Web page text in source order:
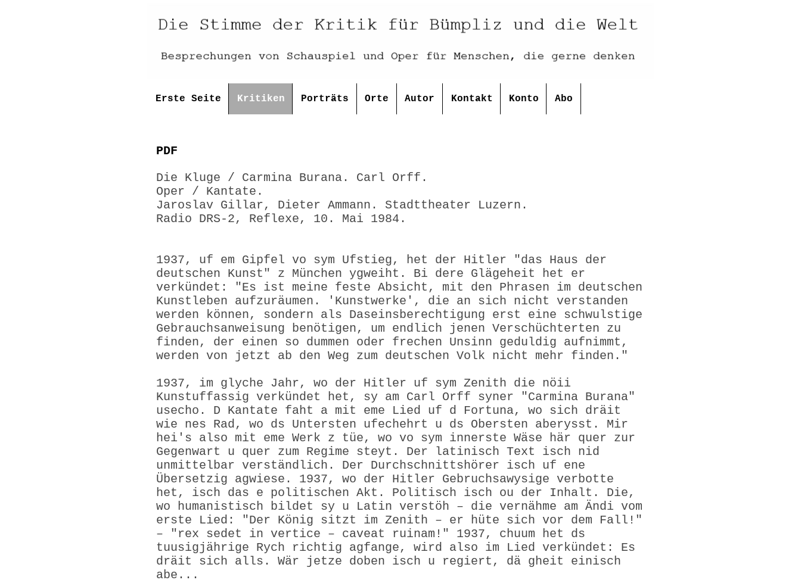
Erste Seite Kritiken Porträts Orte Autor Kontakt Konto Abo
PDF
Die Kluge / Carmina Burana. Carl Orff.
Oper / Kantate.
Jaroslav Gillar, Dieter Ammann. Stadttheater Luzern.
Radio DRS-2, Reflexe, 10. Mai 1984.
1937, uf em Gipfel vo sym Ufstieg, het der Hitler "das Haus der
deutschen Kunst" z München ygweiht. Bi dere Glägeheit het er
verkündet: "Es ist meine feste Absicht, mit den Phrasen im deutschen
Kunstleben aufzuräumen. 'Kunstwerke', die an sich nicht verstanden
werden können, sondern als Daseinsberechtigung erst eine schwulstige
Gebrauchsanweisung benötigen, um endlich jenen Verschüchterten zu
finden, der einen so dummen oder frechen Unsinn geduldig aufnimmt,
werden von jetzt ab den Weg zum deutschen Volk nicht mehr finden."
1937, im glyche Jahr, wo der Hitler uf sym Zenith die nöii
Kunstuffassig verkündet het, sy am Carl Orff syner "Carmina Burana"
usecho. D Kantate faht a mit eme Lied uf d Fortuna, wo sich dräit
wie nes Rad, wo ds Untersten ufechehrt u ds Obersten aberysst. Mir
hei's also mit eme Werk z tüe, wo vo sym innerste Wäse här quer zur
Gegenwart u quer zum Regime steyt. Der latinisch Text isch nid
unmittelbar verständlich. Der Durchschnittshörer isch uf ene
Übersetzig agwiese. 1937, wo der Hitler Gebruchsawysige verbotte
het, isch das e politischen Akt. Politisch isch ou der Inhalt. Die,
wo humanistisch bildet sy u Latin verstöh – die vernähme am Ändi vom
erste Lied: "Der König sitzt im Zenith – er hüte sich vor dem Fall!"
– "rex sedet in vertice – caveat ruinam!" 1937, chuum het ds
tuusigjährige Rych richtig agfange, wird also im Lied verkündet: Es
dräit sich alls. Wär jetze doben isch u regiert, dä gheit einisch
abe...